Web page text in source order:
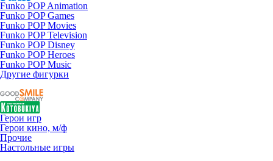
Funko POP Animation
Funko POP Games
Funko POP Movies
Funko POP Television
Funko POP Disney
Funko POP Heroes
Funko POP Music
Другие фигурки
Герои игр
Герои кино, м/ф
Прочие
Настольные игры